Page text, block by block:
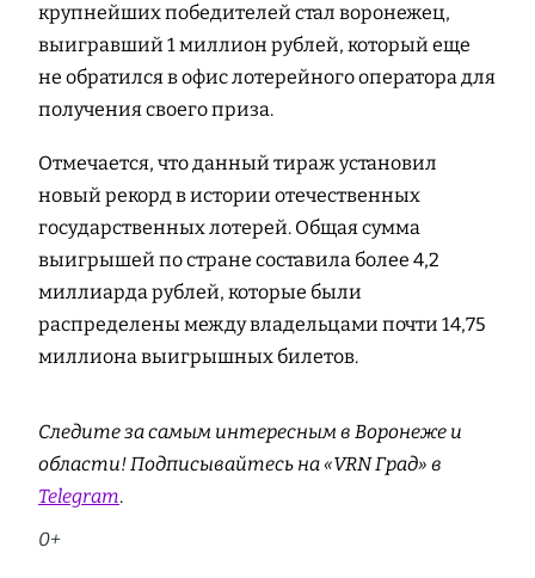
крупнейших победителей стал воронежец,
выигравший 1 миллион рублей, который еще
не обратился в офис лотерейного оператора для
получения своего приза.
Отмечается, что данный тираж установил
новый рекорд в истории отечественных
государственных лотерей. Общая сумма
выигрышей по стране составила более 4,2
миллиарда рублей, которые были
распределены между владельцами почти 14,75
миллиона выигрышных билетов.
Следите за самым интересным в Воронеже и
области! Подписывайтесь на «VRN Град» в
Telegram.
0+